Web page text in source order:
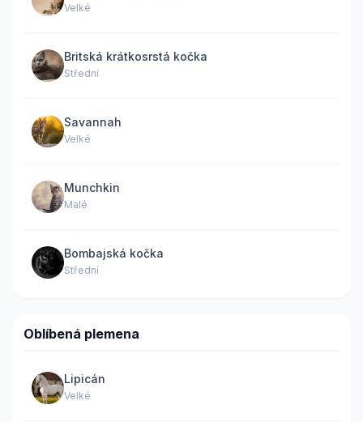
Velké
Britská krátkosrstá kočka
Střední
Savannah
Velké
Munchkin
Malé
Bombajská kočka
Střední
Oblíbená plemena
Lipicán
Velké